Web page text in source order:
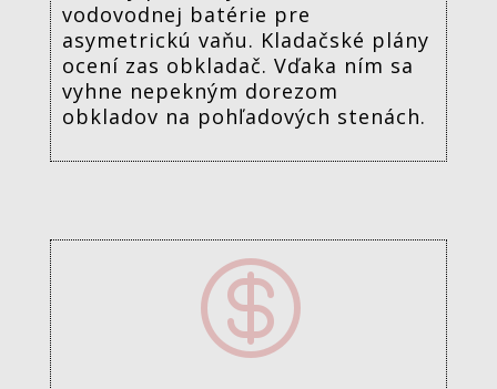
vodovodnej batérie pre
asymetrickú vaňu. Kladačské plány
ocení zas obkladač. Vďaka ním sa
vyhne nepekným dorezom
obkladov na pohľadových stenách.
